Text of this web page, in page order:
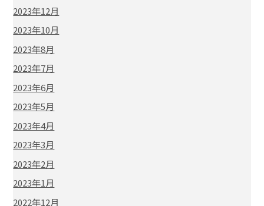
2023年12月
2023年10月
2023年8月
2023年7月
2023年6月
2023年5月
2023年4月
2023年3月
2023年2月
2023年1月
2022年12月